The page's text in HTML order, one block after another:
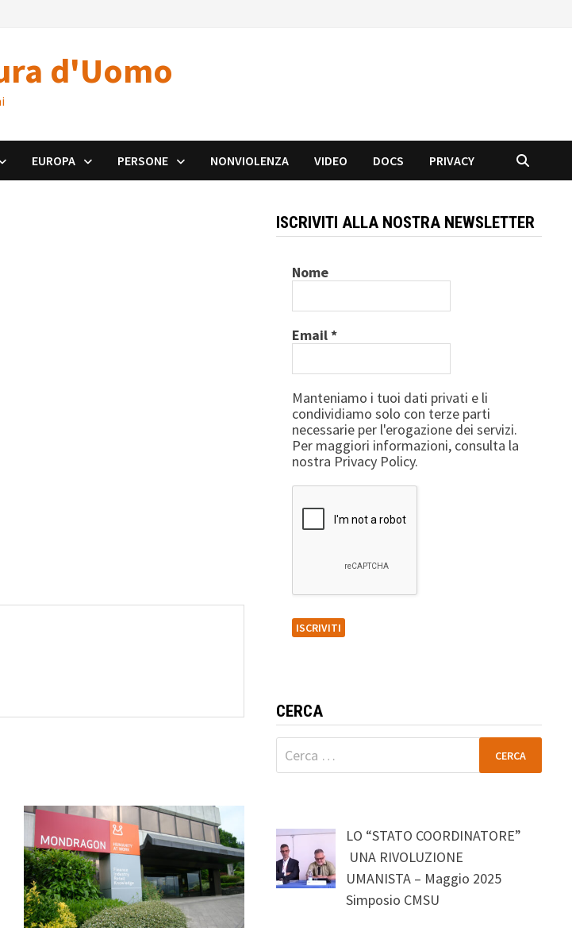
d'Uomo
EUROPA PERSONE NONVIOLENZA VIDEO DOCS PRIVACY
ISCRIVITI ALLA NOSTRA NEWSLETTER
Nome
Email*
Manteniamo i tuoi dati privati e li
condividiamo solo con terze parti
necessarie per l'erogazione dei servizi.
Per maggiori informazioni, consulta la
nostra Privacy Policy.
CERCA
Ricerca
per:
LO “STATO COORDINATORE”
UNA RIVOLUZIONE
UMANISTA – Maggio 2025
Simposio CMSU